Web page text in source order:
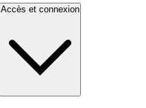
Accès et connexion